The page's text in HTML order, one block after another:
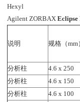
Hexyl
Agilent ZORBAX Eclipse
说明 规格（mm
分析柱
4.6 x 250
分析柱
4.6 x 150
分析柱
4.6 x 100